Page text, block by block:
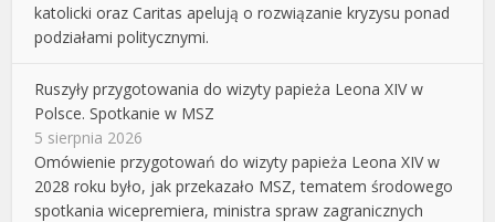
katolicki oraz Caritas apelują o rozwiązanie kryzysu ponad
podziałami politycznymi.
Ruszyły przygotowania do wizyty papieża Leona XIV w
Polsce. Spotkanie w MSZ
5 sierpnia 2026
Omówienie przygotowań do wizyty papieża Leona XIV w
2028 roku było, jak przekazało MSZ, tematem środowego
spotkania wicepremiera, ministra spraw zagranicznych